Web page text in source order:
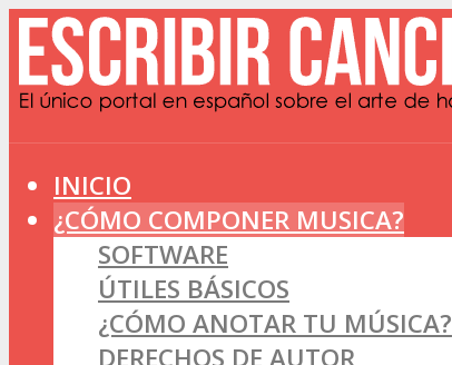
INICIO
¿CÓMO COMPONER MUSICA?
SOFTWARE
ÚTILES BÁSICOS
¿CÓMO ANOTAR TU MÚSICA?